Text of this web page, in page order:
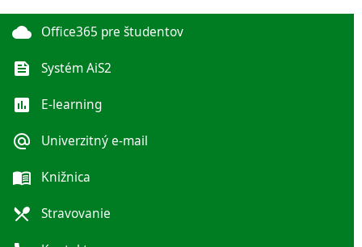
cloud Office365 pre študentov
feed Systém AiS2
poll E-learning
alternate_email Univerzitný e-mail
menu_book Knižnica
local_dining Stravovanie